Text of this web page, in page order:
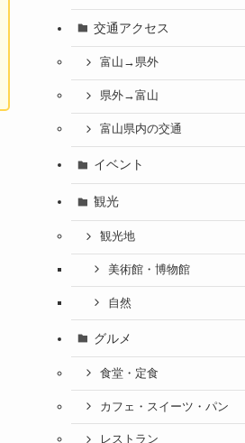
交通アクセス
富山→県外
県外→富山
富山県内の交通
イベント
観光
観光地
美術館・博物館
自然
グルメ
食堂・定食
カフェ・スイーツ・パン
レストラン